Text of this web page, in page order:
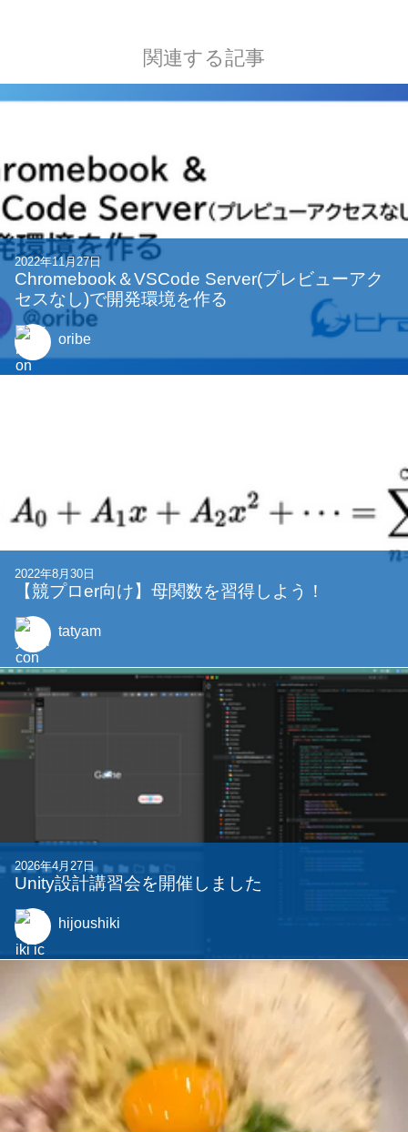
2022年11月27日
Chromebook＆VSCode Server(プレビューアク
セスなし)で開発環境を作る
2022年8月30日
【競プロer向け】母関数を習得しよう！
tatyam